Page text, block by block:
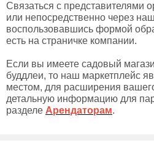
Связаться с представителями
или непосредственно через
воспользовавшись формой
есть на страничке компании.
Если вы имеете садовый
буддлеи, то наш маркетплейс
местом, для расширения
детальную информацию для
разделе Арендаторам.